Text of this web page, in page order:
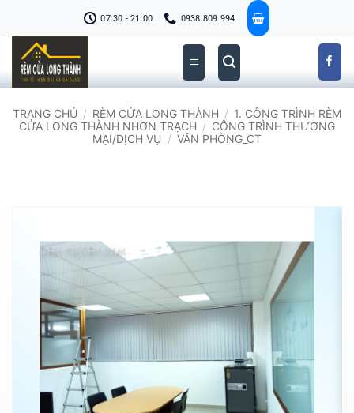
dung
07:30 - 21:00 0938 809 994
TRANG CHỦ / RÈM CỬA LONG THÀNH / 1. CÔNG TRÌNH RÈM
CỬA LONG THÀNH NHƠN TRẠCH / CÔNG TRÌNH THƯƠNG
MẠI/DỊCH VỤ / VĂN PHÒNG_CT